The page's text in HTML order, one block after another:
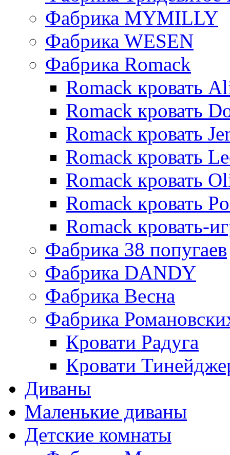
Фабрика MYMILLY
Фабрика WESEN
Фабрика Romack
Romack кровать
Romack кровать
Romack кровать
Romack кровать
Romack кровать
Romack кровать
Romack кровать-
Фабрика 38 попугаев
Фабрика DАNDY
Фабрика Весна
Фабрика
Кровати Радуга
Кровати
Диваны
Маленькие диваны
Детские комнаты